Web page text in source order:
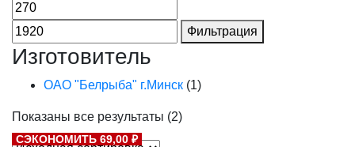
Фильтрация
Изготовитель
ОАО "Белрыба" г.Минск (1)
Показаны все результаты (2)
СЭКОНОМИТЬ 69,00 ₽